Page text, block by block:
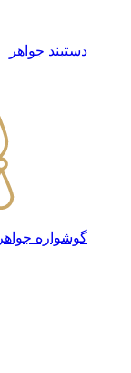
دستبند جواهر
گوشواره جواهر